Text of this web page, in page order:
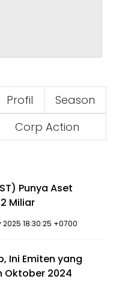
Profil
Season
Corp Action
Punya Aset
Miliar
2025 18:30:25 +0700
Ini Emiten yang
Oktober 2024